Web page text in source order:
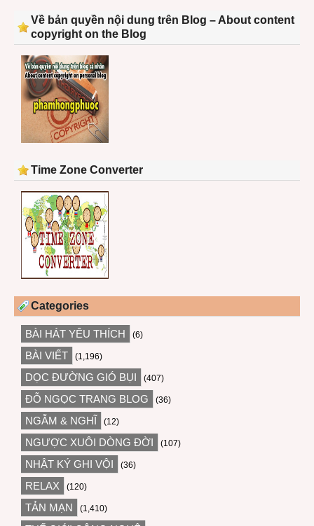
Về bản quyền nội dung trên Blog – About content
copyright on the Blog
Time Zone Converter
Categories
BÀI HÁT YÊU THÍCH (6)
BÀI VIẾT (1,196)
DỌC ĐƯỜNG GIÓ BỤI (407)
ĐỖ NGỌC TRANG BLOG (36)
NGẪM & NGHĨ (12)
NGƯỢC XUÔI DÒNG ĐỜI (107)
NHẬT KÝ GHI VỘI (36)
RELAX (120)
TẢN MẠN (1,410)